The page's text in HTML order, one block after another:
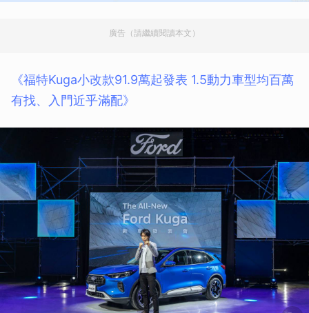
廣告（請繼續閱讀本文）
《福特Kuga小改款91.9萬起發表 1.5動力車型均百萬
有找、入門近乎滿配》